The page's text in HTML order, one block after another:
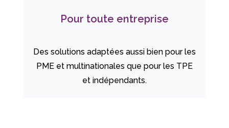
Pour toute entreprise
Des solutions adaptées aussi bien pour les
PME et multinationales que pour les TPE
et indépendants.